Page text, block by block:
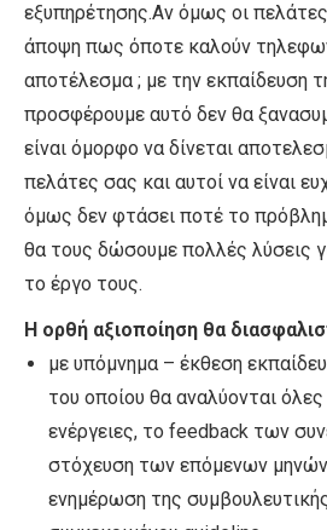
εξυπηρέτησης.Αν όμως οι
άποψη πως όποτε καλούν
αποτέλεσμα ; με την εκπαίδευση
προσφέρουμε αυτό δεν θα
είναι όμορφο να δίνεται
πελάτες σας και αυτοί να είναι
όμως δεν φτάσει ποτέ το
θα τους δώσουμε πολλές λύσεις
το έργο τους.
Η ορθή αξιοποίηση θα
με υπόμνημα – έκθεση
του οποίου θα αναλύονται
ενέργειες, το feedback των
στόχευση των επόμενων
ενημέρωση της